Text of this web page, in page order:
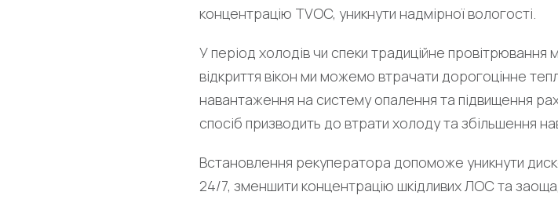
концентрацію TVOC, уникнути надмірної вологості.
У період холодів чи спеки традиційне
відкриття вікон ми можемо втрачати дорогоцінне
навантаження на систему опалення та підвищення
спосіб призводить до втрати холоду та збільшення
Встановлення рекуператора допоможе уникнути
24/7, зменшити концентрацію шкідливих ЛОС та